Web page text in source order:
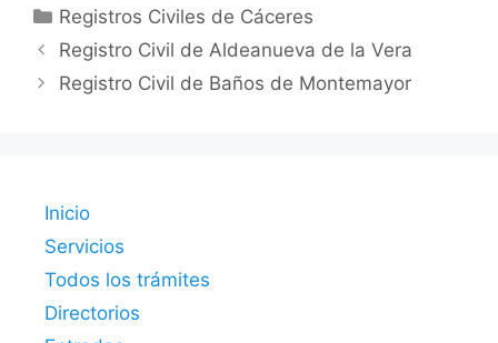
Categorías
Registros Civiles de Cáceres
Registro Civil de Aldeanueva de la Vera
Registro Civil de Baños de Montemayor
Inicio
Servicios
Todos los trámites
Directorios